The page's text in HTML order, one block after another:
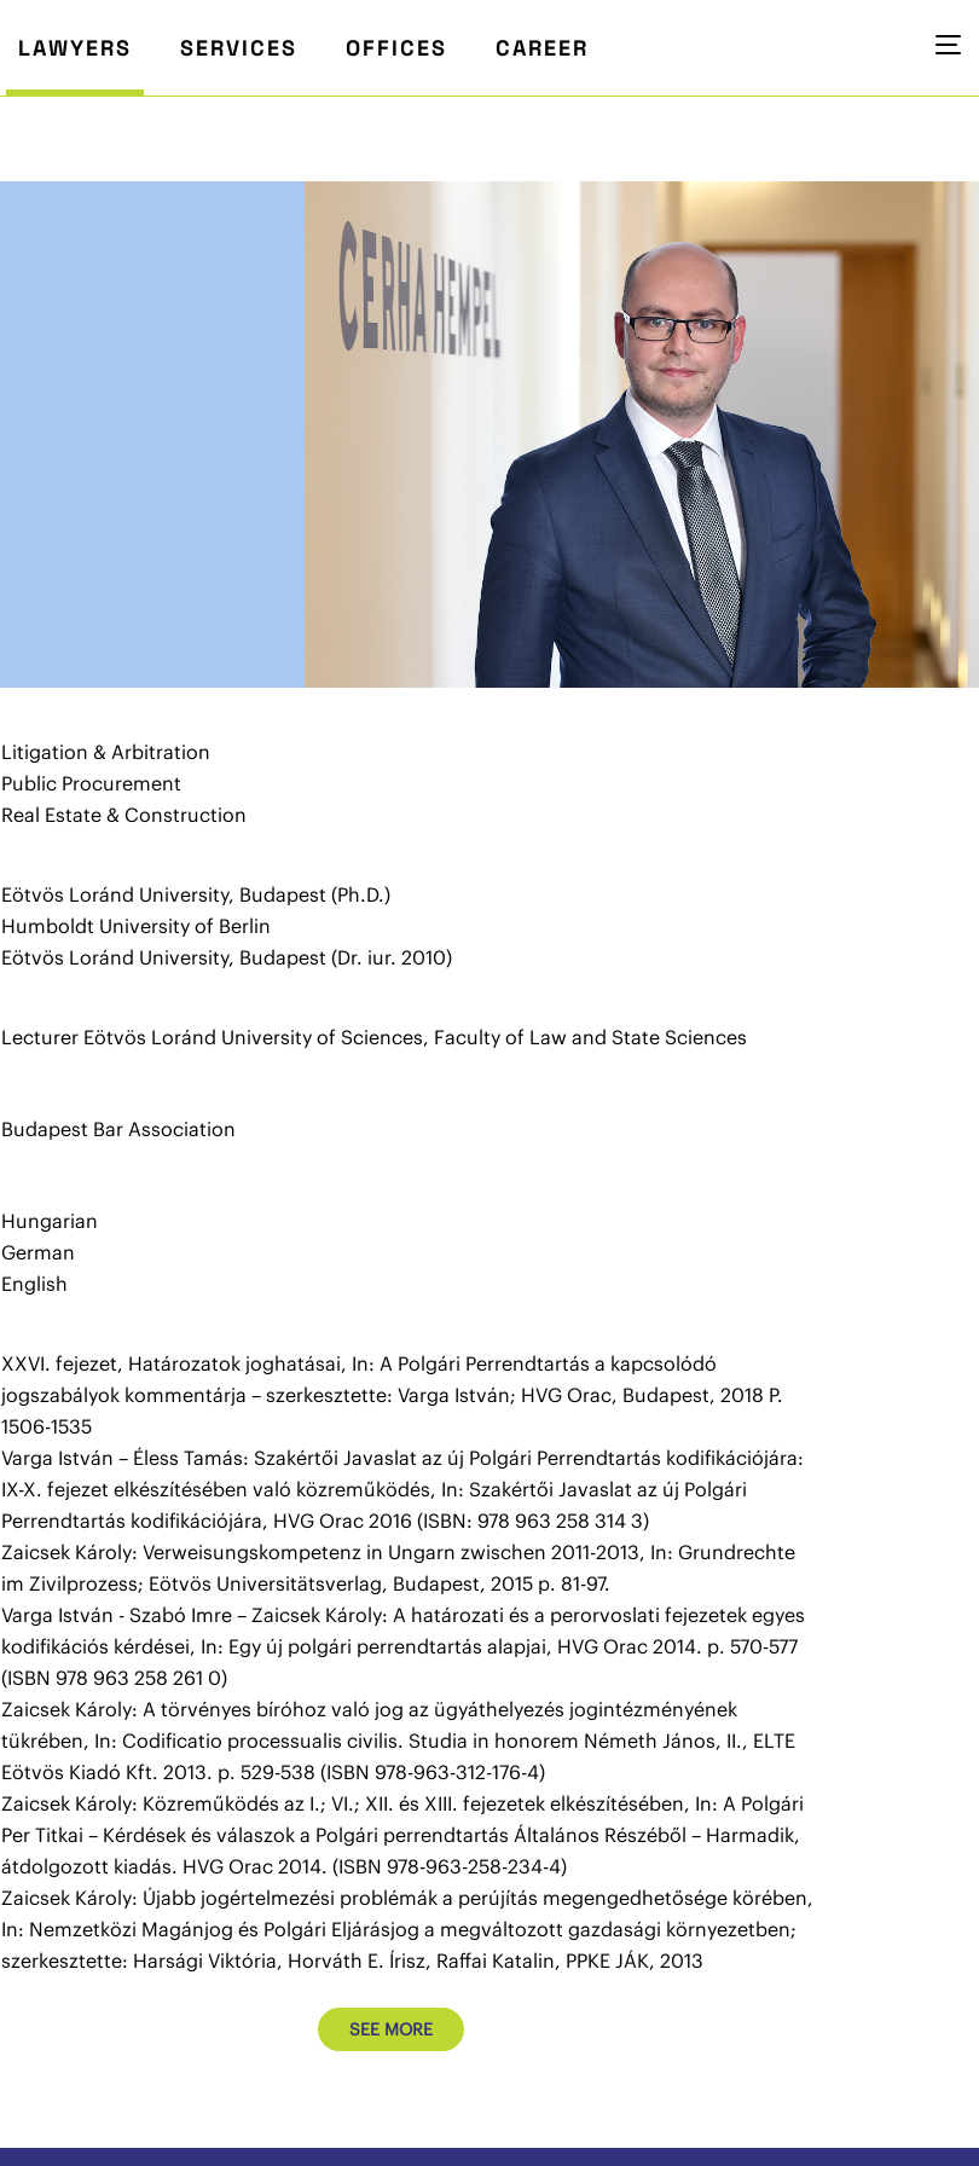
LAWYERS SERVICES OFFICES CAREER
Litigation & Arbitration
Public Procurement
Real Estate & Construction
Eötvös Loránd University, Budapest (Ph.D.)
Humboldt University of Berlin
Eötvös Loránd University, Budapest (Dr. iur. 2010)
Lecturer Eötvös Loránd University of Sciences, Faculty of Law and State Sciences
Budapest Bar Association
Hungarian
German
English
XXVI. fejezet, Határozatok joghatásai, In: A Polgári Perrendtartás a kapcsolódó
jogszabályok kommentárja – szerkesztette: Varga István; HVG Orac, Budapest, 2018 P.
1506-1535
Varga István – Éless Tamás: Szakértői Javaslat az új Polgári Perrendtartás kodifikációjára:
IX-X. fejezet elkészítésében való közreműködés, In: Szakértői Javaslat az új Polgári
Perrendtartás kodifikációjára, HVG Orac 2016 (ISBN: 978 963 258 314 3)
Zaicsek Károly: Verweisungskompetenz in Ungarn zwischen 2011-2013, In: Grundrechte
im Zivilprozess; Eötvös Universitätsverlag, Budapest, 2015 p. 81-97.
Varga István - Szabó Imre – Zaicsek Károly: A határozati és a perorvoslati fejezetek egyes
kodifikációs kérdései, In: Egy új polgári perrendtartás alapjai, HVG Orac 2014. p. 570-577
(ISBN 978 963 258 261 0)
Zaicsek Károly: A törvényes bíróhoz való jog az ügyáthelyezés jogintézményének
tükrében, In: Codificatio processualis civilis. Studia in honorem Németh János, II., ELTE
Eötvös Kiadó Kft. 2013. p. 529-538 (ISBN 978-963-312-176-4)
Zaicsek Károly: Közreműködés az I.; VI.; XII. és XIII. fejezetek elkészítésében, In: A Polgári
Per Titkai – Kérdések és válaszok a Polgári perrendtartás Általános Részéből – Harmadik,
átdolgozott kiadás. HVG Orac 2014. (ISBN 978-963-258-234-4)
Zaicsek Károly: Újabb jogértelmezési problémák a perújítás megengedhetősége körében,
In: Nemzetközi Magánjog és Polgári Eljárásjog a megváltozott gazdasági környezetben;
szerkesztette: Harsági Viktória, Horváth E. Írisz, Raffai Katalin, PPKE JÁK, 2013
SEE MORE